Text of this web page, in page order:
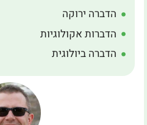
הדברה ירוקה
הדברות אקולוגיות
הדברה ביולוגית